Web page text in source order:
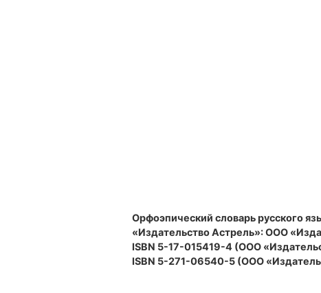
Орфоэпический словарь русского
«Издательство Астрель»: ООО
ISBN 5-17-015419-4 (ООО
ISBN 5-271-06540-5 (ООО